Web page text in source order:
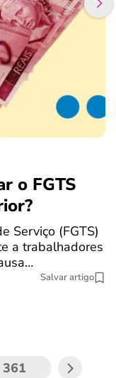
o FGTS
Serviço (FGTS)
a trabalhadores
Salvar artigo
361